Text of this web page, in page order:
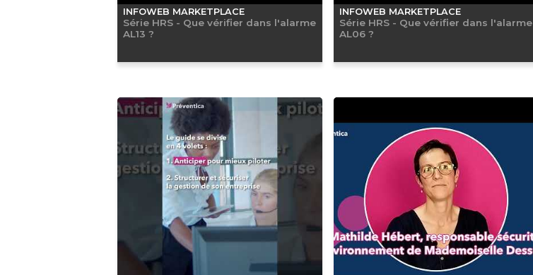
INFOWEB MARKETPLACE
Série HRS - Que vérifier dans l'alarme
AL13 ?
INFOWEB MARKETPLACE
Série HRS - Que vérifier dans l'alarme
AL06 ?